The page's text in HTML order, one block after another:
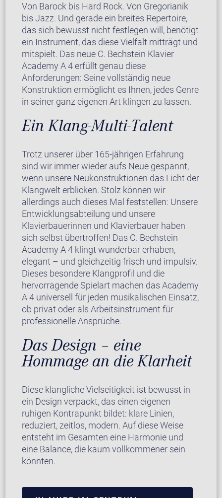
Von Barock bis Hard Rock. Von Gregorianik
bis Jazz. Und gerade ein breites Repertoire,
das sich bewusst nicht festlegen will, benötigt
ein Instrument, das diese Vielfalt mitträgt und
mitspielt. Das neue C. Bechstein Klavier
Academy A 4 erfüllt genau diese
Anforderungen: Seine vollständig neue
Konstruktion ermöglicht es Ihnen, jedes Genre
in seiner ganz eigenen Art klingen zu lassen.
Ein Klang-Multi-Talent
Trotz unserer über 165-jährigen Erfahrung
sind wir immer wieder aufs Neue gespannt,
wenn unsere Neukonstruktionen das Licht der
Klangwelt erblicken. Stolz können wir
allerdings auch dieses Mal feststellen: Unsere
Entwicklungsabteilung und unsere
Klavierbauerinnen und Klavierbauer haben
sich selbst übertroffen! Das C. Bechstein
Academy A 4 klingt wunderbar erhaben,
elegant – und gleichzeitig frisch und impulsiv.
Dieses besondere Klangprofil und die
hervorragende Spielart machen das Academy
A 4 universell für jeden musikalischen Einsatz,
ob privat oder als Arbeitsinstrument für
professionelle Ansprüche.
Das Design – eine
Hommage an die Klarheit
Diese klangliche Vielseitigkeit ist bewusst in
ein Design verpackt, das einen eigenen
ruhigen Kontrapunkt bildet: klare Linien,
reduziert, zeitlos, modern. Auf diese Weise
entsteht im Gesamten eine Harmonie und
eine Balance, die kaum vollkommener sein
könnten.